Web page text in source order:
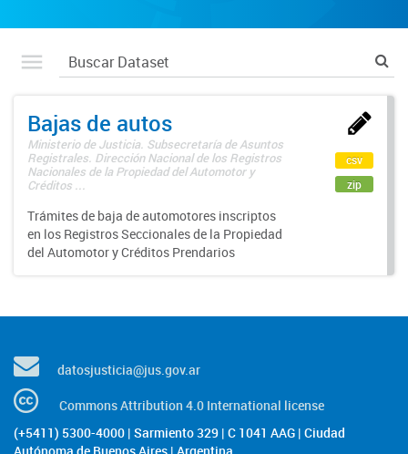
Bajas de autos
Ministerio de Justicia. Subsecretaría de Asuntos
Registrales. Dirección Nacional de los Registros
Nacionales de la Propiedad del Automotor y
Créditos ...
Trámites de baja de automotores inscriptos
en los Registros Seccionales de la Propiedad
del Automotor y Créditos Prendarios
csv
zip
datosjusticia@jus.gov.ar
Commons Attribution 4.0 International license
(+5411) 5300-4000 | Sarmiento 329 | C 1041 AAG | Ciudad